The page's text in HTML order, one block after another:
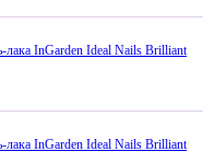
лака InGarden Ideal Nails Brilliant
лака InGarden Ideal Nails Brilliant